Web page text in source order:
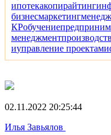
ипотекакопирайтинг
бизнесмаркетинг
КРобучение
менеджмент
иуправление проектами
02.11.2022 20:25:44
Илья Завьялов